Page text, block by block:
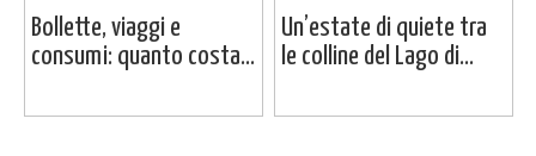
Bollette, viaggi e
consumi: quanto costa...
Un’estate di quiete tra
le colline del Lago di...